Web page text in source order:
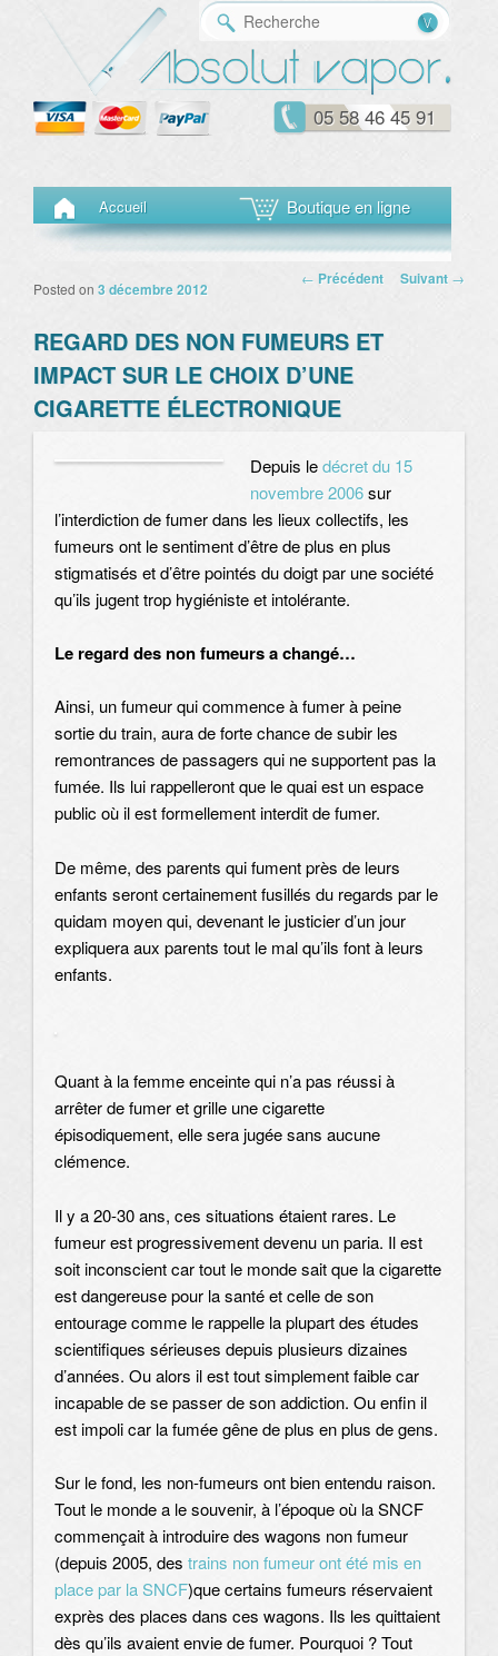
05 58 46 45 91
Menu principal
Aller au contenu principal
Aller au contenu secondaire
Accueil Boutique en ligne
Navigation des
← Précédent Suivant →
REGARD DES NON FUMEURS ET
IMPACT SUR LE CHOIX D’UNE
CIGARETTE ÉLECTRONIQUE
Posted on 3 décembre 2012
Depuis ledécret du 15
novembre 2006sur
l’interdiction de fumer dans les lieux collectifs, les
fumeurs ont le sentiment d’être de plus en plus
stigmatisés et d’être pointés du doigt par une société
qu’ils jugent trop hygiéniste et intolérante.
Le regard des non fumeurs a changé…
Ainsi, un fumeur qui commence à fumer à peine
sortie du train, aura de forte chance de subir les
remontrances de passagers qui ne supportent pas la
fumée. Ils lui rappelleront que le quai est un espace
public où il est formellement interdit de fumer.
De même, des parents qui fument près de leurs
enfants seront certainement fusillés du regards par le
quidam moyen qui, devenant le justicier d’un jour
expliquera aux parents tout le mal qu’ils font à leurs
enfants.
Quant à la femme enceinte qui n’a pas réussi à
arrêter de fumer et grille une cigarette
épisodiquement, elle sera jugée sans aucune
clémence.
Il y a 20-30 ans, ces situations étaient rares. Le
fumeur est progressivement devenu un paria. Il est
soit inconscient car tout le monde sait que la cigarette
est dangereuse pour la santé et celle de son
entourage comme le rappelle la plupart des études
scientifiques sérieuses depuis plusieurs dizaines
d’années. Ou alors il est tout simplement faible car
incapable de se passer de son addiction. Ou enfin il
est impoli car la fumée gêne de plus en plus de gens.
Sur le fond, les non-fumeurs ont bien entendu raison.
Tout le monde a le souvenir, à l’époque où la SNCF
commençait à introduire des wagons non fumeur
(depuis 2005, des trains non fumeur ont été mis en
place par la SNCF)que certains fumeurs réservaient
exprès des places dans ces wagons. Ils les quittaient
dès qu’ils avaient envie de fumer. Pourquoi ? Tout